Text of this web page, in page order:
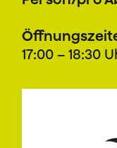
17:00 – 18:30